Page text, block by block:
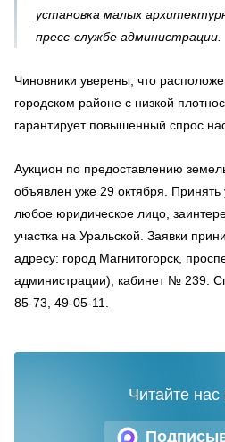
установка малых
пресс-службе администрации.
Чиновники уверены, что
городском районе с низкой
гарантирует повышенный спрос
Аукцион по предоставлению
объявлен уже 29 октября.
любое юридическое лицо,
участка на Уральской. Заявки
адресу: город Магнитогорск,
администрации), кабинет № 239.
85-73, 49-05-11.
Читайте нас